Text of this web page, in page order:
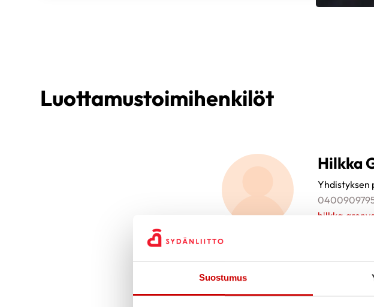
Suostumus
Luottamustoimihenkilöt
Hilkka
Yhdistyksen
Seija